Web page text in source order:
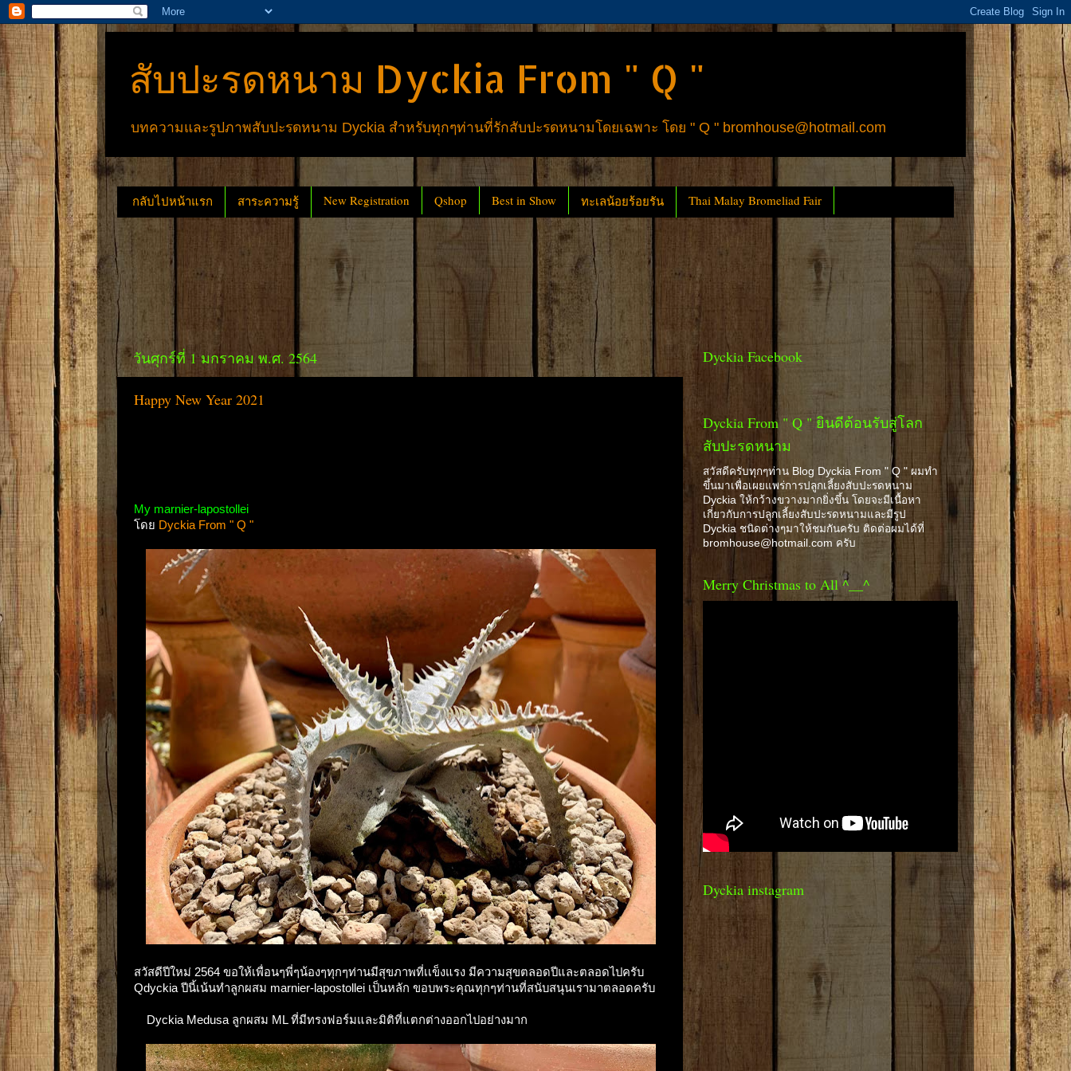
สับปะรดหนาม Dyckia From " Q "
บทความและรูปภาพสับปะรดหนาม Dyckia สำหรับทุกๆท่านที่รักสับปะรดหนามโดยเฉพาะ โดย " Q " bromhouse@hotmail.com
กลับไปหน้าแรก สาระความรู้ New Registration Qshop Best in Show ทะเลน้อยร้อยรัน Thai Malay Bromeliad Fair
วันศุกร์ที่ 1 มกราคม พ.ศ. 2564
Happy New Year 2021
My marnier-lapostollei
โดย Dyckia From " Q "
สวัสดีปีใหม่ 2564 ขอให้เพื่อนๆพี่ๆน้องๆทุกๆท่านมีสุขภาพที่เเข็งแรง มีความสุขตลอดปีและตลอดไปครับ
Qdyckia ปีนี้เน้นทำลูกผสม marnier-lapostollei เป็นหลัก ขอบพระคุณทุกๆท่านที่สนับสนุนเรามาตลอดครับ
Dyckia Medusa ลูกผสม ML ที่มีทรงฟอร์มและมิติที่แตกต่างออกไปอย่างมาก
Dyckia Facebook
Dyckia From " Q " ยินดีต้อนรับสู่โลก
สับปะรดหนาม
สวัสดีครับทุกๆท่าน Blog Dyckia From " Q " ผมทำ
ขึ้นมาเพื่อเผยแพร่การปลูกเลี้ยงสับปะรดหนาม
Dyckia ให้กว้างขวางมากยิ่งขึ้น โดยจะมีเนื้อหา
เกี่ยวกับการปลูกเลี้ยงสับปะรดหนามและมีรูป
Dyckia ชนิดต่างๆมาให้ชมกันครับ ติดต่อผมได้ที่
bromhouse@hotmail.com ครับ
Merry Christmas to All ^__^
Dyckia instagram